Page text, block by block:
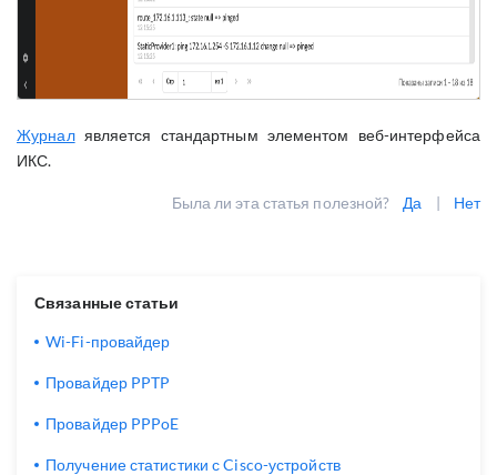
Журналявляется стандартным элементом веб-интерфейса
ИКС.
Была ли эта статья полезной? Да | Нет
Связанные статьи
Wi-Fi-провайдер
Провайдер PPTP
Провайдер PPPoE
Получение статистики с Cisco-устройств